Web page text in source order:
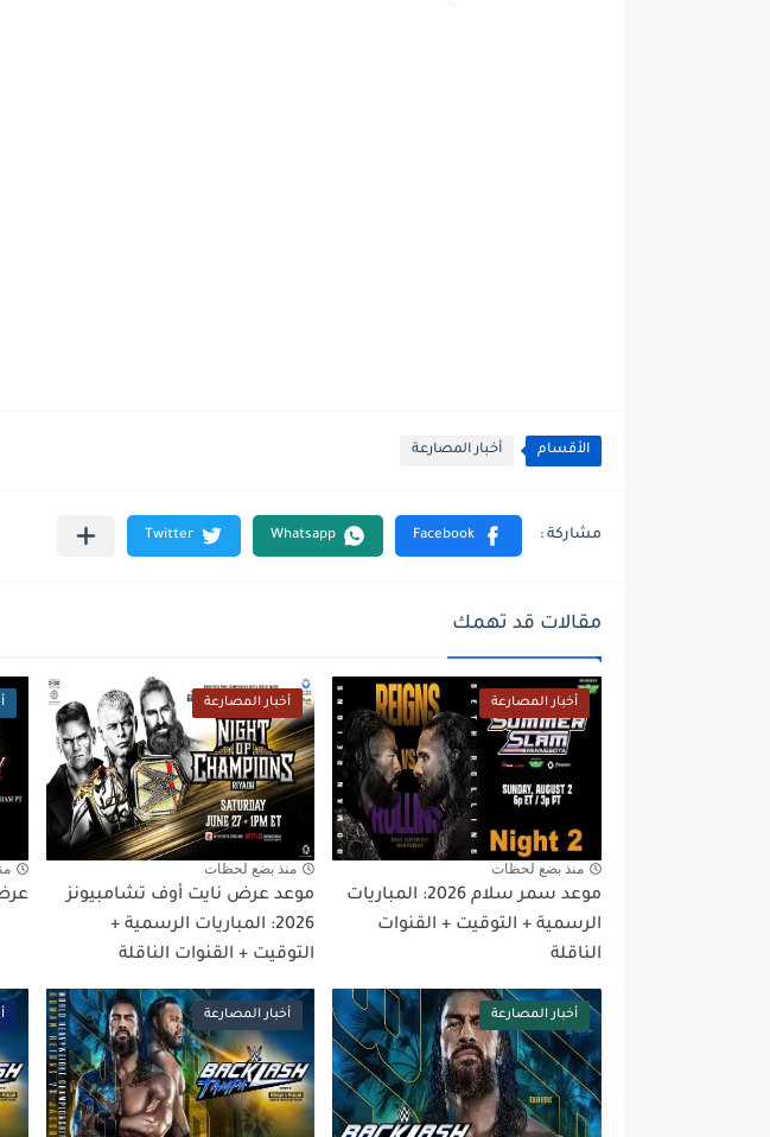
الأقسام أخبار المصارعة
مقالات قد تهمك
أخبار المصارعة
منذ بضع لحظات
موعد سمر سلام 2026: المباريات
الرسمية + التوقيت + القنوات
الناقلة
أخبار المصارعة
منذ بضع لحظات
موعد عرض نايت أوف تشامبيونز
2026: المباريات الرسمية +
التوقيت + القنوات الناقلة
عرض
أخبار المصارعة أخبار المصارعة